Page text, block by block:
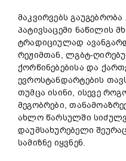
მაკვირვებს
პატივსაცემი ნაწილის
ტრადიციულად
რეჟიმთან, ლგბტ-
ქორწინებებისა და
ევროსტანდარტების
თუმცა ისინი, ისევე
მეგობრები,
ახლო წარსულში
დაუმსახურებელი
სამიზნე იყვნენ.